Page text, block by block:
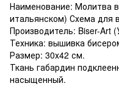
Наименование: Молитва
итальянском) Схема для
Производитель: Biser-Art
Техника: вышивка
Размер: 30х42 см.
Ткань габардин
насыщенный.